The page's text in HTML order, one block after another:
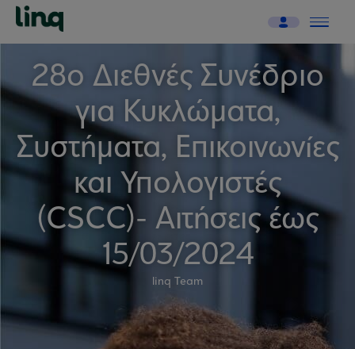
28ο Διεθνές Συνέδριο
για Κυκλώματα,
Συστήματα, Επικοινωνίες
και Υπολογιστές
(CSCC)- Αιτήσεις έως
15/03/2024
linq Team